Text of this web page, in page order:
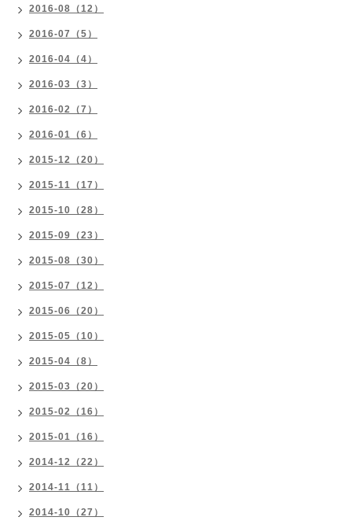
2016-08（12）
2016-07（5）
2016-04（4）
2016-03（3）
2016-02（7）
2016-01（6）
2015-12（20）
2015-11（17）
2015-10（28）
2015-09（23）
2015-08（30）
2015-07（12）
2015-06（20）
2015-05（10）
2015-04（8）
2015-03（20）
2015-02（16）
2015-01（16）
2014-12（22）
2014-11（11）
2014-10（27）